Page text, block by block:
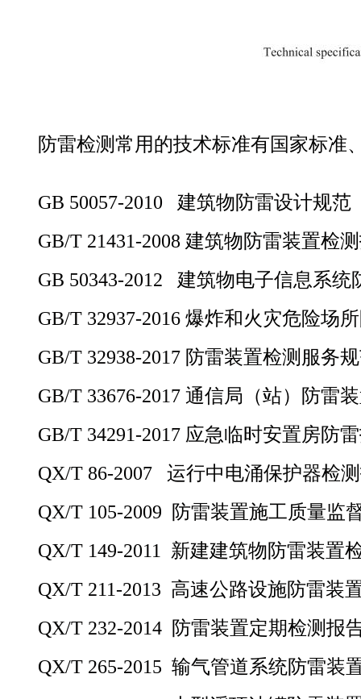
防雷检测常用的技术标准有国家标准
GB 50057-2010 建筑物防雷设计规范
GB/T 21431-2008 建筑物防雷装置检
GB 50343-2012 建筑物电子信息系统
GB/T 32937-2016 爆炸和火灾危险场
GB/T 32938-2017 防雷装置检测服务
GB/T 33676-2017 通信局（站）防雷
GB/T 34291-2017 应急临时安置房防
QX/T 86-2007 运行中电涌保护器检
QX/T 105-2009 防雷装置施工质量监
QX/T 149-2011 新建建筑物防雷装置
QX/T 211-2013 高速公路设施防雷装
QX/T 232-2014 防雷装置定期检测报
QX/T 265-2015 输气管道系统防雷装